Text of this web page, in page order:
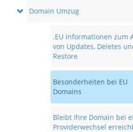
Domain Umzug
.EU Informationen zum
von Updates, Deletes
Restore
Besonderheiten bei EU
Domains
Bleibt Ihre Domain bei
Providerwechsel